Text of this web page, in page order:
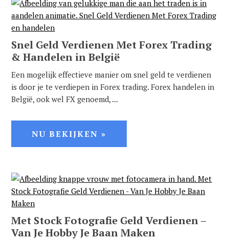
Snel Geld Verdienen Met Forex Trading
& Handelen in België
Een mogelijk effectieve manier om snel geld te verdienen
is door je te verdiepen in Forex trading. Forex handelen in
België, ook wel FX genoemd, ...
NU BEKIJKEN »
Met Stock Fotografie Geld Verdienen –
Van Je Hobby Je Baan Maken